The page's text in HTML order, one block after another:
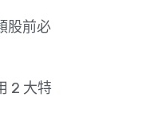
股前必
2 大特